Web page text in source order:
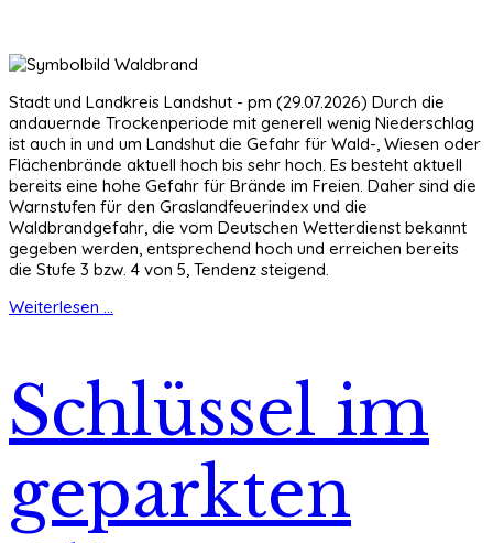
Stadt und Landkreis Landshut - pm (29.07.2026) Durch die
andauernde Trockenperiode mit generell wenig Niederschlag
ist auch in und um Landshut die Gefahr für Wald-, Wiesen oder
Flächenbrände aktuell hoch bis sehr hoch. Es besteht aktuell
bereits eine hohe Gefahr für Brände im Freien. Daher sind die
Warnstufen für den Graslandfeuerindex und die
Waldbrandgefahr, die vom Deutschen Wetterdienst bekannt
gegeben werden, entsprechend hoch und erreichen bereits
die Stufe 3 bzw. 4 von 5, Tendenz steigend.
Weiterlesen ...
Schlüssel im
geparkten